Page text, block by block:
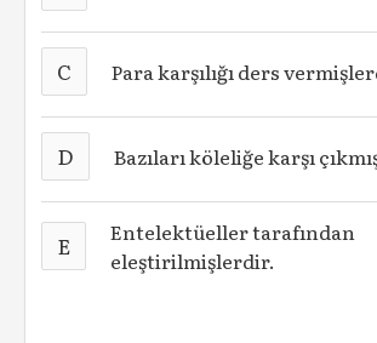
C Para karşılığı ders
D Bazıları köleliğe karşı
E
Entelektüeller tarafından
eleştirilmişlerdir.